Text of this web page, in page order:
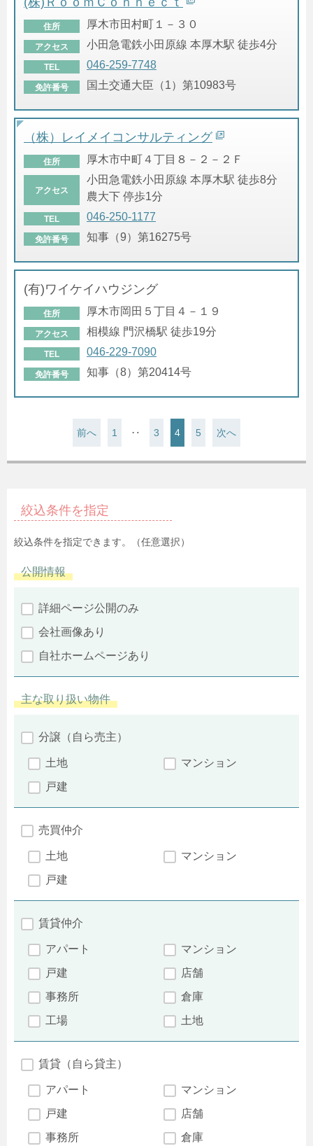
住所 厚木市田村町１－３０
アクセス 小田急電鉄小田原線 本厚木駅 徒歩4分
TEL 046-259-7748
免許番号 国土交通大臣（1）第10983号
（株）レイメイコンサルティング
住所 厚木市中町４丁目８－２－２Ｆ
アクセス
小田急電鉄小田原線 本厚木駅 徒歩8分
農大下 停歩1分
TEL 046-250-1177
免許番号 知事（9）第16275号
(有)ワイケイハウジング
住所 厚木市岡田５丁目４－１９
アクセス 相模線 門沢橋駅 徒歩19分
TEL 046-229-7090
免許番号 知事（8）第20414号
前へ 1 ‥ 3 4 5 次へ
絞込条件を指定
絞込条件を指定できます。（任意選択）
公開情報
詳細ページ公開のみ
会社画像あり
自社ホームページあり
主な取り扱い物件
分譲（自ら売主）
土地
マンション
戸建
売買仲介
土地
マンション
戸建
賃貸仲介
アパート
マンション
戸建
店舗
事務所
倉庫
工場
土地
賃貸（自ら貸主）
アパート
マンション
戸建
店舗
事務所
倉庫